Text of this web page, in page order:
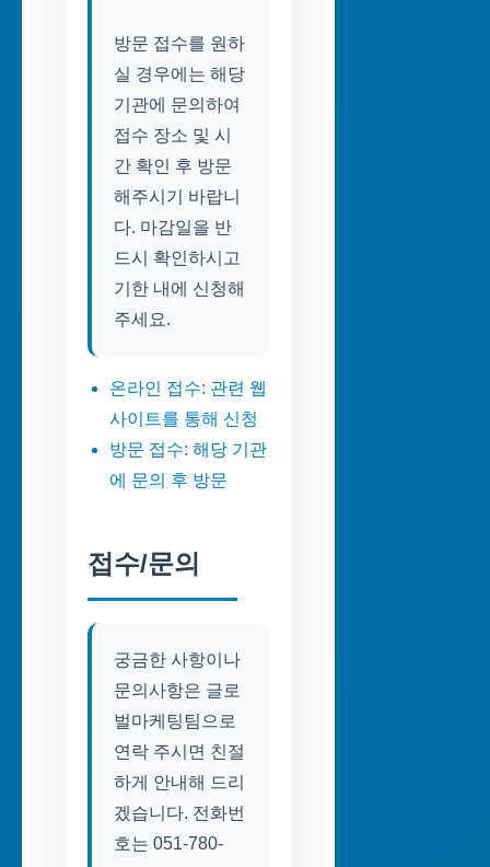
방문 접수를 원하
실 경우에는 해당
기관에 문의하여
접수 장소 및 시
간 확인 후 방문
해주시기 바랍니
다. 마감일을 반
드시 확인하시고
기한 내에 신청해
주세요.
온라인 접수: 관련 웹
사이트를 통해 신청
방문 접수: 해당 기관
에 문의 후 방문
접수/문의
궁금한 사항이나
문의사항은 글로
벌마케팅팀으로
연락 주시면 친절
하게 안내해 드리
겠습니다. 전화번
호는 051-780-